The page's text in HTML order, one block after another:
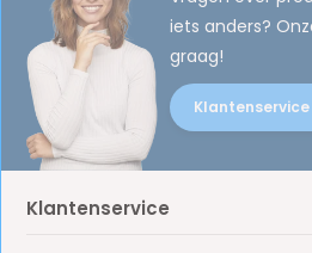
iets anders?
graag!
Klantenservice
Klantenservice